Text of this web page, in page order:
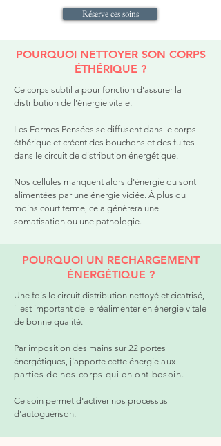
Réserve ces soins
POURQUOI NETTOYER SON CORPS
ÉTHÉRIQUE ?
Ce corps subtil a pour fonction d'assurer la
distribution de l'énergie vitale.
Les Formes Pensées se diffusent dans le corps
éthérique et créent des bouchons et des fuites
dans le circuit de distribution énergétique.
Nos cellules manquent alors d'énergie ou sont
alimentées par une énergie viciée. À plus ou
moins court terme, cela génèrera une
somatisation ou une pathologie.
POURQUOI UN RECHARGEMENT
ÉNERGÉTIQUE ?
Une fois le circuit distribution nettoyé et cicatrisé,
il est important de le réalimenter en énergie vitale
de bonne qualité.
Par imposition des mains sur 22 portes
énergétiques, j'apporte cette énergie aux
parties de nos corps qui en ont besoin.
Ce soin permet d'activer nos processus
d'autoguérison.